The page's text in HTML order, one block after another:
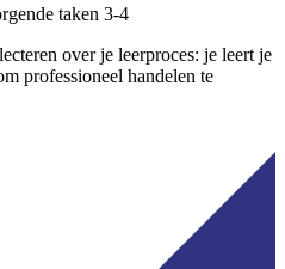
taken 3-4
over je leerproces: je leert je
professioneel handelen te